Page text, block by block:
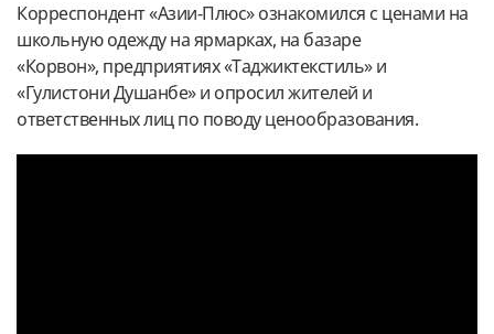
Корреспондент «Азии-Плюс» ознакомился с ценами на
школьную одежду на ярмарках, на базаре
«Корвон», предприятиях «Таджиктекстиль» и
«Гулистони Душанбе» и опросил жителей и
ответственных лиц по поводу ценообразования.